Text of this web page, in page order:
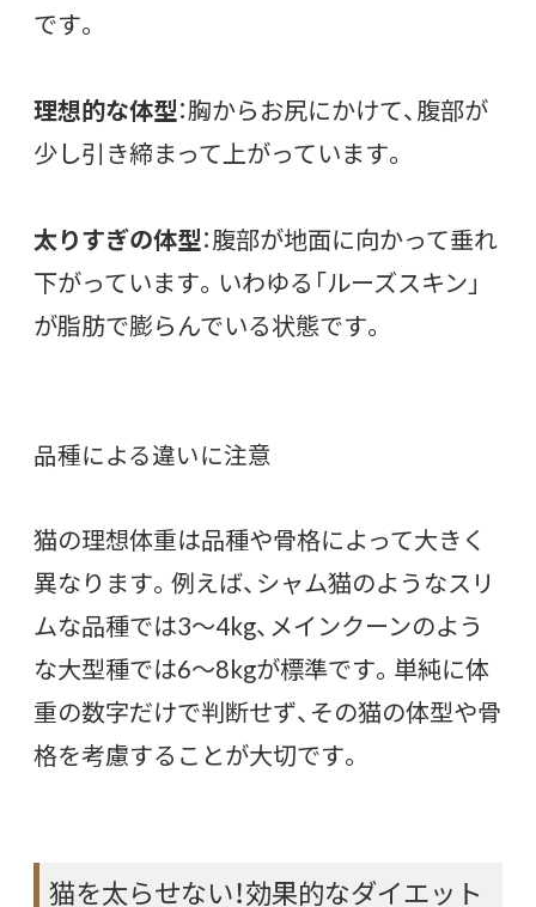
です。
理想的な体型：胸からお尻にかけて、腹部が
少し引き締まって上がっています。
太りすぎの体型：腹部が地面に向かって垂れ
下がっています。いわゆる「ルーズスキン」
が脂肪で膨らんでいる状態です。
品種による違いに注意
猫の理想体重は品種や骨格によって大きく
異なります。例えば、シャム猫のようなスリ
ムな品種では3〜4kg、メインクーンのよう
な大型種では6〜8kgが標準です。単純に体
重の数字だけで判断せず、その猫の体型や骨
格を考慮することが大切です。
猫を太らせない！効果的なダイエット